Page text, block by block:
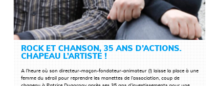
ROCK ET CHANSON, 35 ANS D’ACTIONS.
CHAPEAU L’ARTISTE !
A l’heure où son directeur-maçon-fondateur-animateur (!) laisse la place à une
femme du sérail pour reprendre les manettes de l’association, coup de